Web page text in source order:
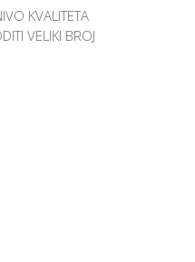
KVALITETA
VELIKI BROJ